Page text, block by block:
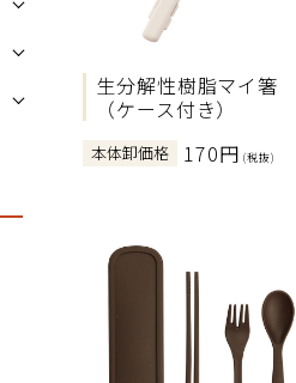
生分解性樹脂マイ箸
（ケース付き）
本体卸価格 170円 (税抜)